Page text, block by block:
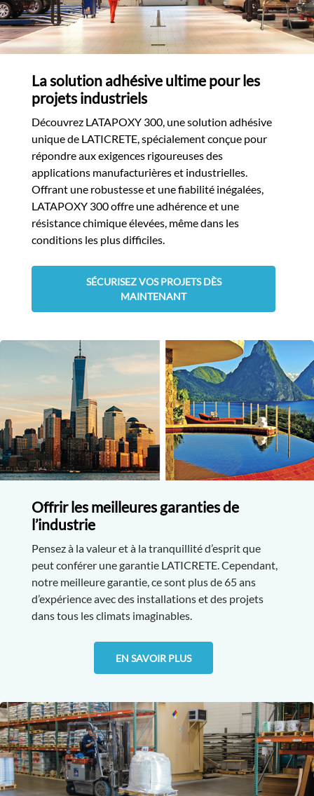
La solution adhésive ultime pour les
projets industriels
Découvrez LATAPOXY 300, une solution adhésive
unique de LATICRETE, spécialement conçue pour
répondre aux exigences rigoureuses des
applications manufacturières et industrielles.
Offrant une robustesse et une fiabilité inégalées,
LATAPOXY 300 offre une adhérence et une
résistance chimique élevées, même dans les
conditions les plus difficiles.
SÉCURISEZ VOS PROJETS DÈS
MAINTENANT
Offrir les meilleures garanties de
l’industrie
Pensez à la valeur et à la tranquillité d’esprit que
peut conférer une garantie LATICRETE. Cependant,
notre meilleure garantie, ce sont plus de 65 ans
d’expérience avec des installations et des projets
dans tous les climats imaginables.
EN SAVOIR PLUS